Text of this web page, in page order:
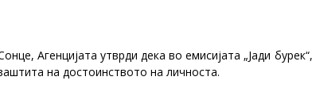
Агенцијата утврди дека во емисијата „Јади
на достоинството на личноста.